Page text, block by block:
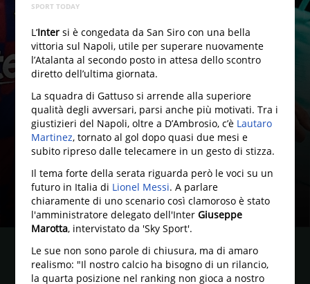
SPORT TODAY
L’Inter si è congedata da San Siro con una bella
vittoria sul Napoli, utile per superare nuovamente
l’Atalanta al secondo posto in attesa dello scontro
diretto dell’ultima giornata.
La squadra di Gattuso si arrende alla superiore
qualità degli avversari, parsi anche più motivati. Tra i
giustizieri del Napoli, oltre a D’Ambrosio, c’è Lautaro
Martinez, tornato al gol dopo quasi due mesi e
subito ripreso dalle telecamere in un gesto di stizza.
Il tema forte della serata riguarda però le voci su un
futuro in Italia di Lionel Messi. A parlare
chiaramente di uno scenario così clamoroso è stato
l'amministratore delegato dell'Inter Giuseppe
Marotta, intervistato da 'Sky Sport'.
Le sue non sono parole di chiusura, ma di amaro
realismo: "Il nostro calcio ha bisogno di un rilancio,
la quarta posizione nel ranking non gioca a nostro